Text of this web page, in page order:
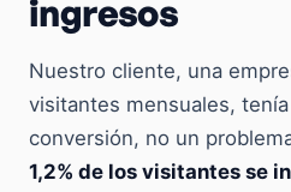
ingresos
Nuestro cliente, una
visitantes mensuales,
conversión, no un
1,2% de los visitantes se